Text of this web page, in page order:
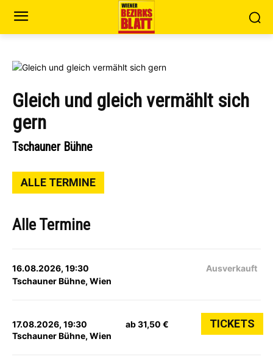
Gleich und gleich vermählt sich
gern
Tschauner Bühne
ALLE TERMINE
Alle Termine
16.08.2026, 19:30
Tschauner Bühne, Wien
Ausverkauft
17.08.2026, 19:30
Tschauner Bühne, Wien
ab 31,50 € TICKETS